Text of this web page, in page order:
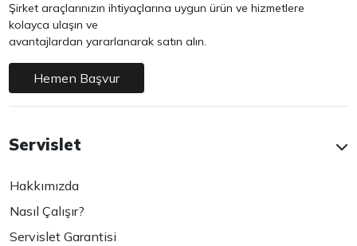
Şirket araçlarınızın ihtiyaçlarına uygun ürün ve hizmetlere
kolayca ulaşın ve
avantajlardan yararlanarak satın alın.
Hemen Başvur
Servislet
Hakkımızda
Nasıl Çalışır?
Servislet Garantisi